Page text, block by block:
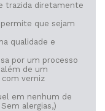
trazida diretamente
que sejam
qualidade e
por um processo
de um
verniz
em nenhum de
alergias,)